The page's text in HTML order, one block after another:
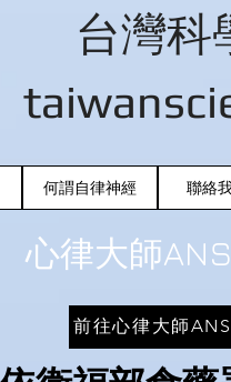
台灣科
何謂自律神經 聯絡
心律大師
前往心律大師